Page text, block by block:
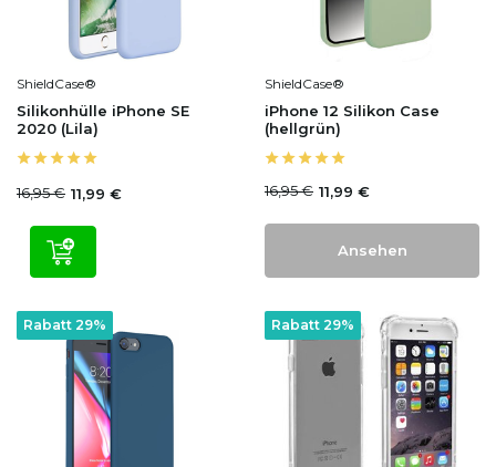
ShieldCase®
Silikonhülle iPhone SE
2020 (Lila)
16,95 € 11,99 €
ShieldCase®
iPhone 12 Silikon Case
(hellgrün)
16,95 € 11,99 €
Ansehen
Rabatt 29% Rabatt 29%